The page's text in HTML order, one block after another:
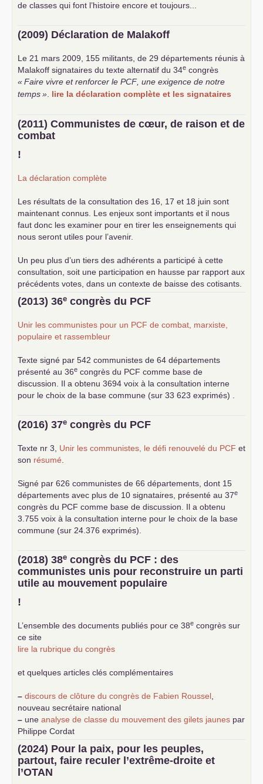
de classes qui font l’histoire encore et toujours...
(2009) Déclaration de Malakoff
Le 21 mars 2009, 155 militants, de 29 départements réunis à
Malakoff signataires du texte alternatif du 34e congrès
«Faire vivre et renforcer le PCF, une exigence de notre
temps». lire la déclaration complète et les signataires
(2011) Communistes de cœur, de raison et de
combat
!
La déclaration complète
Les résultats de la consultation des 16, 17 et 18 juin sont
maintenant connus. Les enjeux sont importants et il nous
faut donc les examiner pour en tirer les enseignements qui
nous seront utiles pour l’avenir.
Un peu plus d’un tiers des adhérents a participé à cette
consultation, soit une participation en hausse par rapport aux
précédents votes, dans un contexte de baisse des cotisants.
... lire la suite
(2013) 36e congrès du PCF
Unir les communistes pour un PCF de combat, marxiste,
populaire et rassembleur
Texte signé par 542 communistes de 64 départements
présenté au 36e congrès du PCF comme base de
discussion. Il a obtenu 3694 voix à la consultation interne
pour le choix de la base commune (sur 33 623 exprimés) .
(2016) 37e congrès du PCF
Texte nr 3, Unir les communistes, le défi renouvelé du PCF et
son résumé.
Signé par 626 communistes de 66 départements, dont 15
départements avec plus de 10 signataires, présenté au 37e
congrès du PCF comme base de discussion. Il a obtenu
3.755 voix à la consultation interne pour le choix de la base
commune (sur 24.376 exprimés).
(2018) 38e congrès du PCF : des
communistes unis pour reconstruire un parti
utile au mouvement populaire
!
L’ensemble des documents publiés pour ce 38e congrès sur
ce site
lire la rubrique du congrès
et quelques articles clés complémentaires
– discours de clôture du congrès de Fabien Roussel,
nouveau secrétaire national
– une analyse de classe du mouvement des gilets jaunes par
Philippe Cordat
–un texte de Jean-Claude Delaunay
le marxisme est la
science sociale de notre temps
–un appel proposé aux partis communistes et ouvrier
d’Europe
(2024) Pour la paix, pour les peuples,
partout, faire reculer l’extrême-droite et
l’OTAN